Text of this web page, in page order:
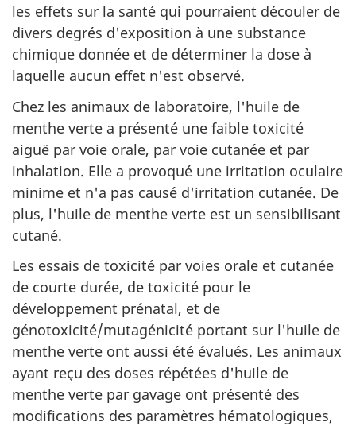
les effets sur la santé qui pourraient découler de
divers degrés d'exposition à une substance
chimique donnée et de déterminer la dose à
laquelle aucun effet n'est observé.
Chez les animaux de laboratoire, l'huile de
menthe verte a présenté une faible toxicité
aiguë par voie orale, par voie cutanée et par
inhalation. Elle a provoqué une irritation oculaire
minime et n'a pas causé d'irritation cutanée. De
plus, l'huile de menthe verte est un sensibilisant
cutané.
Les essais de toxicité par voies orale et cutanée
de courte durée, de toxicité pour le
développement prénatal, et de
génotoxicité/mutagénicité portant sur l'huile de
menthe verte ont aussi été évalués. Les animaux
ayant reçu des doses répétées d'huile de
menthe verte par gavage ont présenté des
modifications des paramètres hématologiques,